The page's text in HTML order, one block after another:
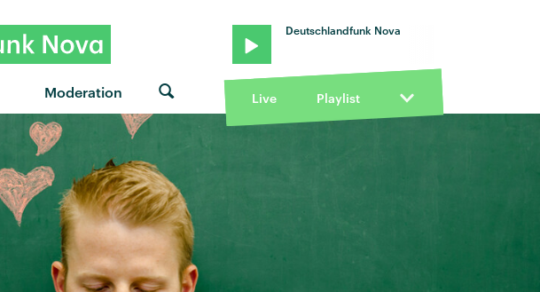
Moderation
Deutschlandfunk Nova
Live Playlist